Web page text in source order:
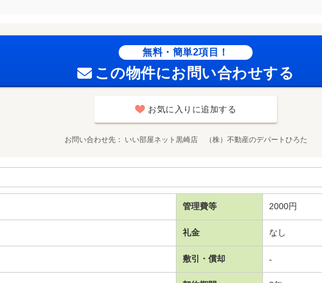
無料・簡単2項目！
この物件にお問い合わせする
お気に入りに追加する
お問い合わせ先 いい部屋ネット黒崎店 （株）不動産のデパートひろた
管理費等 2000円
礼金 なし
敷引・償却 -